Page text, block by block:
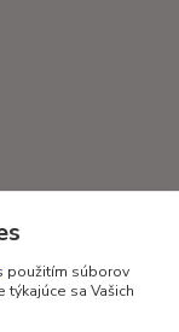
použitím súborov
sa Vašich